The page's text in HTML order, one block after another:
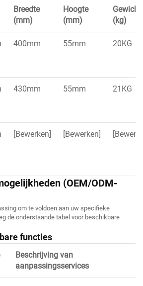
Breedte
(mm)
Hoogte
(mm)
Gewicht
(kg)
400mm 55mm 20KG
430mm 55mm 21KG
[Bewerken] [Bewerken]
(OEM/ODM-
om te voldoen aan uw specifieke
de onderstaande tabel voor beschikbare
functies
Beschrijving van
aanpassingsservices